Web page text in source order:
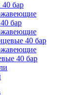
бар
бар
40 бар
40 бар